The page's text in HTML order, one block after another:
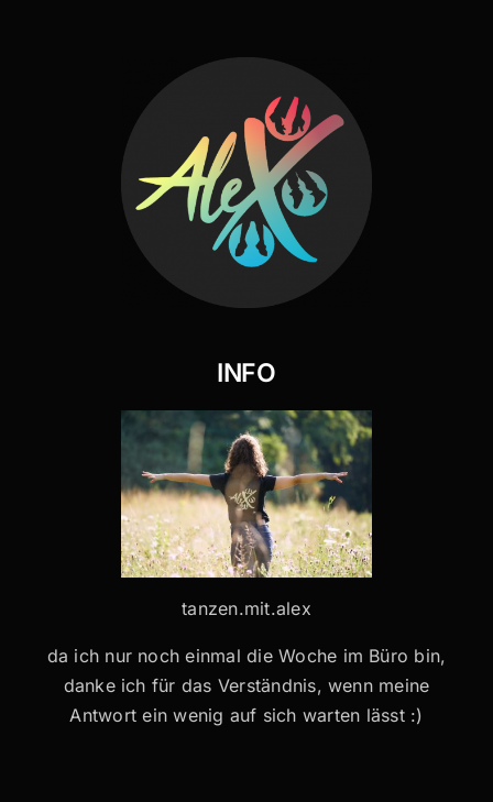
INFO
tanzen.mit.alex
da ich nur noch einmal die Woche im Büro bin,
danke ich für das Verständnis, wenn meine
Antwort ein wenig auf sich warten lässt :)